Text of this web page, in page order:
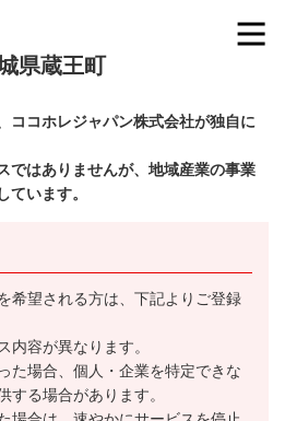
県蔵王町
ココホレジャパン株式会社が独自に
ではありませんが、地域産業の事業
ています。
希望される方は、下記よりご登録
内容が異なります。
た場合、個人・企業を特定できな
する場合があります。